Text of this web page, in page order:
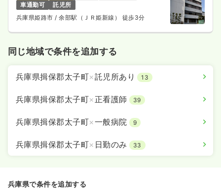
車通勤可
託児所
兵庫県姫路市/ 余部駅（ＪＲ姫新線） 徒歩3分
同じ地域で条件を追加する
兵庫県揖保郡太子町×託児所あり 13
兵庫県揖保郡太子町× 正看護師 39
兵庫県揖保郡太子町×一般病院 9
兵庫県揖保郡太子町× 日勤のみ 33
兵庫県で条件を追加する